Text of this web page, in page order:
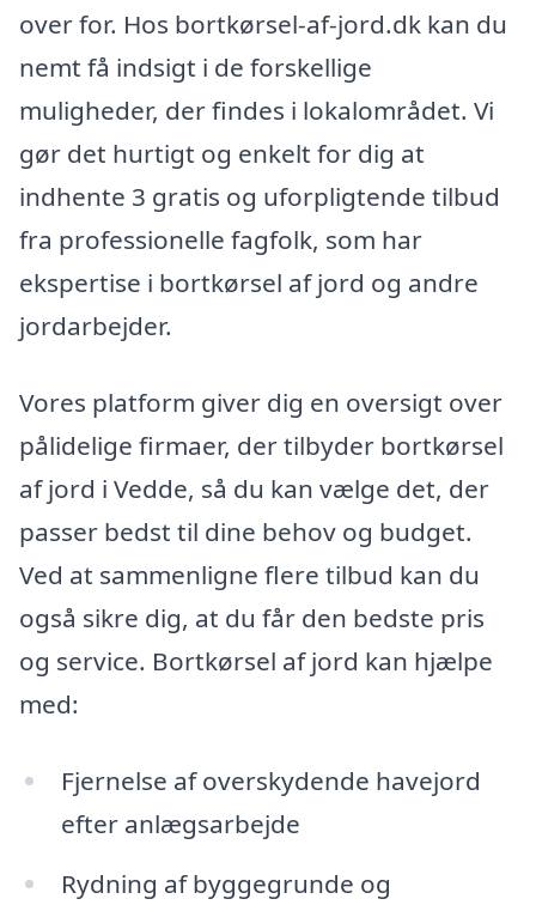
over for. Hos bortkørsel-af-jord.dk kan du
nemt få indsigt i de forskellige
muligheder, der findes i lokalområdet. Vi
gør det hurtigt og enkelt for dig at
indhente 3 gratis og uforpligtende tilbud
fra professionelle fagfolk, som har
ekspertise i bortkørsel af jord og andre
jordarbejder.
Vores platform giver dig en oversigt over
pålidelige firmaer, der tilbyder bortkørsel
af jord i Vedde, så du kan vælge det, der
passer bedst til dine behov og budget.
Ved at sammenligne flere tilbud kan du
også sikre dig, at du får den bedste pris
og service. Bortkørsel af jord kan hjælpe
med:
Fjernelse af overskydende havejord
efter anlægsarbejde
Rydning af byggegrunde og